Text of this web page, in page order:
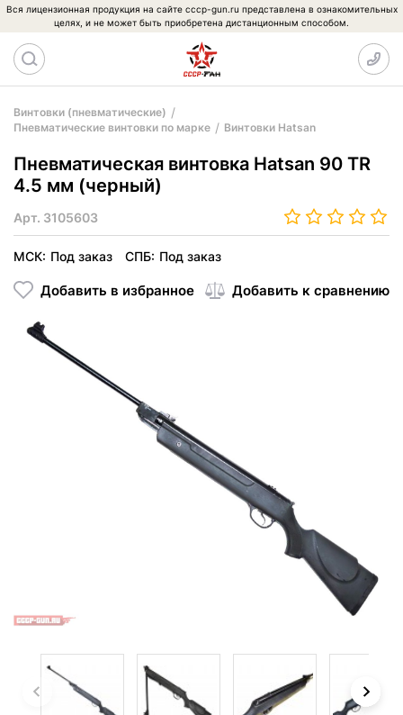
Вся лицензионная продукция на сайте cccp-gun.ru представлена в ознакомительных
целях, и не может быть приобретена дистанционным способом.
Винтовки (пневматические)
Пневматические винтовки по марке
Винтовки Hatsan
Пневматическая винтовка Hatsan 90 TR
4.5 мм (черный)
Арт. 3105603
МСК: Под заказ СПБ: Под заказ
Добавить в избранное Добавить к сравнению